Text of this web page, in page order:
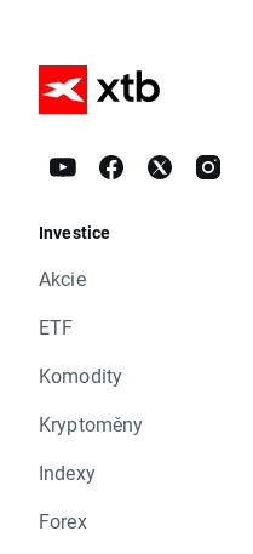
Investice
Akcie
ETF
Komodity
Kryptoměny
Indexy
Forex